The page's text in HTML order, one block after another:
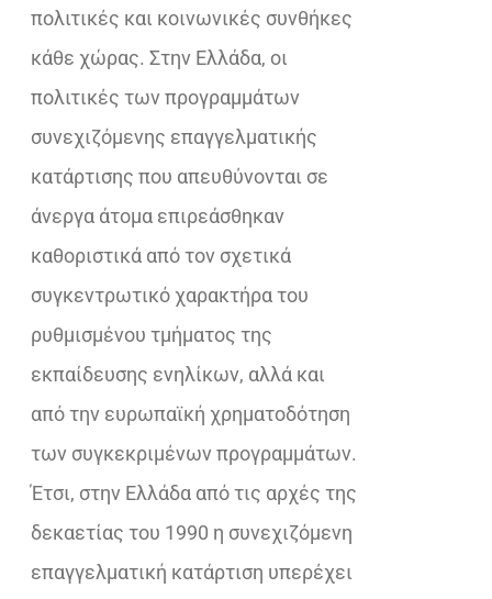
πολιτικές και κοινωνικές συνθήκες
κάθε χώρας. Στην Ελλάδα, οι
πολιτικές των προγραμμάτων
συνεχιζόμενης επαγγελματικής
κατάρτισης που απευθύνονται σε
άνεργα άτομα επιρεάσθηκαν
καθοριστικά από τον σχετικά
συγκεντρωτικό χαρακτήρα του
ρυθμισμένου τμήματος της
εκπαίδευσης ενηλίκων, αλλά και
από την ευρωπαϊκή χρηματοδότηση
των συγκεκριμένων προγραμμάτων.
Έτσι, στην Ελλάδα από τις αρχές της
δεκαετίας του 1990 η συνεχιζόμενη
επαγγελματική κατάρτιση υπερέχει